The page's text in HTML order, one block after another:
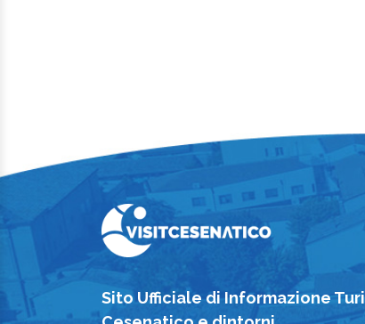
Sito Ufficiale di Informazione